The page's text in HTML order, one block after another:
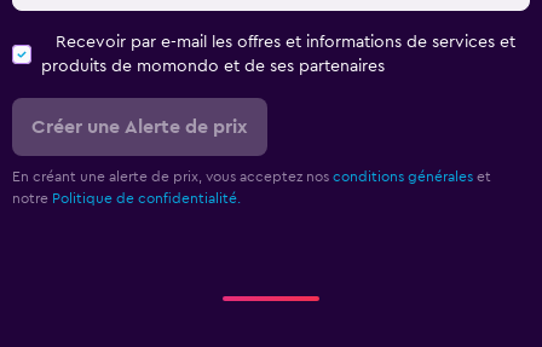
Recevoir par e-mail les offres et informations de services et
produits de momondo et de ses partenaires
Créer une Alerte de prix
En créant une alerte de prix, vous acceptez nos conditions générales et
notre Politique de confidentialité.